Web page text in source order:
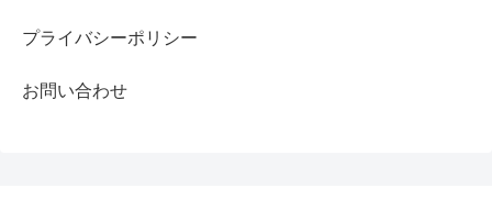
プライバシーポリシー
お問い合わせ